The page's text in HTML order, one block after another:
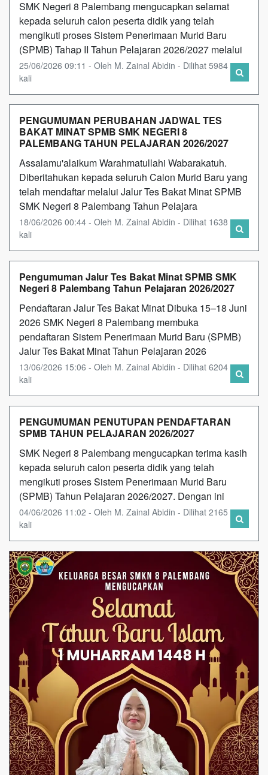
SMK Negeri 8 Palembang mengucapkan selamat
kepada seluruh calon peserta didik yang telah
mengikuti proses Sistem Penerimaan Murid Baru
(SPMB) Tahap II Tahun Pelajaran 2026/2027 melalui
25/06/2026 09:11 - Oleh M. Zainal Abidin - Dilihat 5984
kali
PENGUMUMAN PERUBAHAN JADWAL TES
BAKAT MINAT SPMB SMK NEGERI 8
PALEMBANG TAHUN PELAJARAN 2026/2027
Assalamu'alaikum Warahmatullahi Wabarakatuh.
Diberitahukan kepada seluruh Calon Murid Baru yang
telah mendaftar melalui Jalur Tes Bakat Minat SPMB
SMK Negeri 8 Palembang Tahun Pelajara
18/06/2026 00:44 - Oleh M. Zainal Abidin - Dilihat 1638
kali
Pengumuman Jalur Tes Bakat Minat SPMB SMK
Negeri 8 Palembang Tahun Pelajaran 2026/2027
Pendaftaran Jalur Tes Bakat Minat Dibuka 15–18 Juni
2026 SMK Negeri 8 Palembang membuka
pendaftaran Sistem Penerimaan Murid Baru (SPMB)
Jalur Tes Bakat Minat Tahun Pelajaran 2026
13/06/2026 15:06 - Oleh M. Zainal Abidin - Dilihat 6204
kali
PENGUMUMAN PENUTUPAN PENDAFTARAN
SPMB TAHUN PELAJARAN 2026/2027
SMK Negeri 8 Palembang mengucapkan terima kasih
kepada seluruh calon peserta didik yang telah
mengikuti proses Sistem Penerimaan Murid Baru
(SPMB) Tahun Pelajaran 2026/2027. Dengan ini
04/06/2026 11:02 - Oleh M. Zainal Abidin - Dilihat 2165
kali